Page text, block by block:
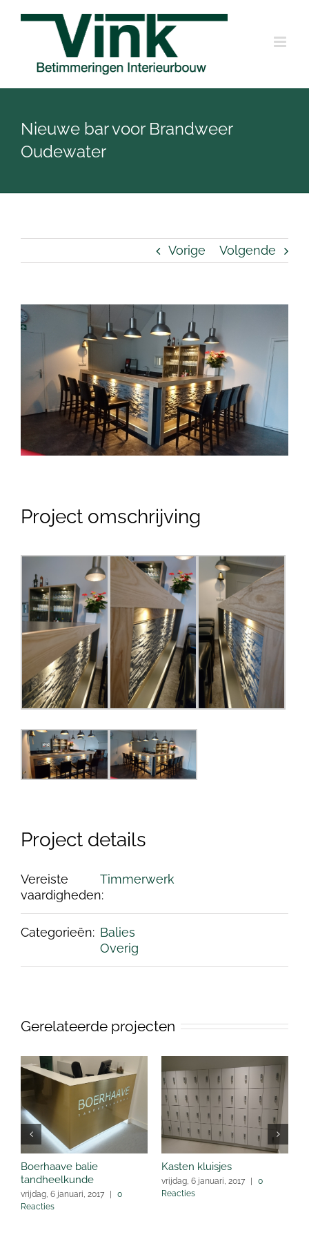
Nieuwe bar voor Brandweer
Oudewater
Vorige Volgende
View
Image
Project omschrijving
Project details
Vereiste
vaardigheden:
Timmerwerk
Categorieën: Balies
Overig
Gerelateerde projecten
Boerhaave balie
tandheelkunde
vrijdag, 6 januari, 2017
0
Reacties
Kasten kluisjes
vrijdag, 6 januari, 2017
0
Reacties